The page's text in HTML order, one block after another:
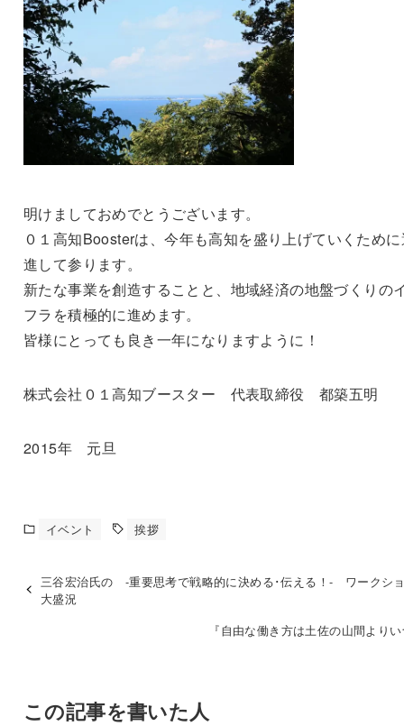
明けましておめでとうございます。
０１高知Boosterは、今年も高知を盛り上げていくため
進して参ります。
新たな事業を創造することと、地域経済の地盤づくりの
フラを積極的に進めます。
皆様にとっても良き一年になりますように！
株式会社０１高知ブースター 代表取締役 都築五明
2015年 元旦
イベント 挨拶
三谷宏治氏の -重要思考で戦略的に決める･伝える！- ワーク
大盛況
『自由な働き方は土佐の山間より
この記事を書いた人